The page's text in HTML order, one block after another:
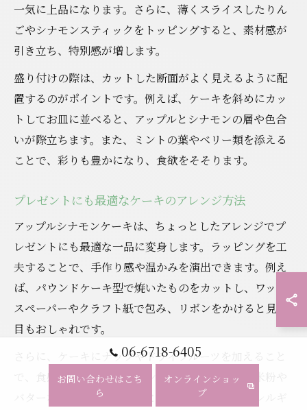
一気に上品になります。さらに、薄くスライスしたりん
ごやシナモンスティックをトッピングすると、素材感が
引き立ち、特別感が増します。
盛り付けの際は、カットした断面がよく見えるように配
置するのがポイントです。例えば、ケーキを斜めにカッ
トしてお皿に並べると、アップルとシナモンの層や色合
いが際立ちます。また、ミントの葉やベリー類を添える
ことで、彩りも豊かになり、食欲をそそります。
プレゼントにも最適なケーキのアレンジ方法
アップルシナモンケーキは、ちょっとしたアレンジでプ
レゼントにも最適な一品に変身します。ラッピングを工
夫することで、手作り感や温かみを演出できます。例え
ば、パウンドケーキ型で焼いたものをカットし、ワック
スペーパーやクラフト紙で包み、リボンをかけると見た
目もおしゃれです。
さらに、ケーキにナッツやドライフルーツを加えること
で、食感や風味のバリエーションが広がります。米粉や
バターなしのレシピを選ぶと、健康志向の方やアレルギ
06-6718-6405
お問い合わせはこち
ら
オンラインショッ
プ